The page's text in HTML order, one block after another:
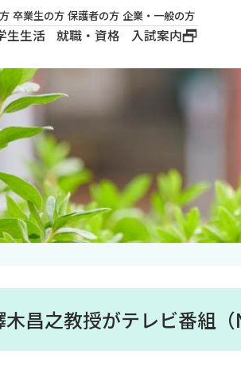
卒業生の方 保護者の方 企業・一般の方
生生活 就職・資格 入試案内
内
建学の精神
ロゴマーク・公式キ
ャラクター
昌之教授がテレビ番組